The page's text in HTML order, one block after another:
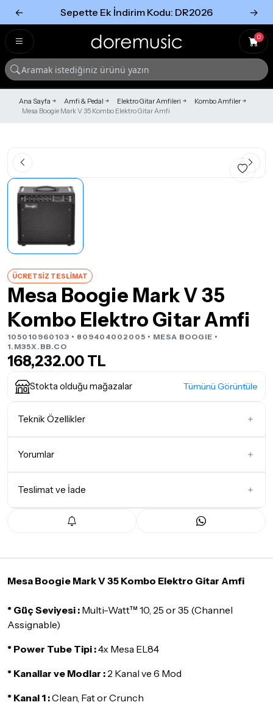
← Sepette Ek İndirim Kodu: DR2026 →
0
Ana Sayfa Amfi & Pedal Elektro Gitar Amfileri
Kombo Amfiler
Mesa Boogie Mark V 35 Kombo Elektro Gitar Amfi
ÜCRETSİZ TESLİMAT
Mesa Boogie Mark V 35
Kombo Elektro Gitar Amfi
105010960103 • 809404002005 • MESA BOOGIE •
1.M35X.BB.CO
168,232.00 TL
Stokta olduğu mağazalar Tümünü Görüntüle
Teknik Özellikler
Yorumlar
Teslimat ve İade
Teslimat Koşulları
tatil günlerinde teslimat yapılamamaktadır.
Aras Kargogarantisi ile adresinize teslim edilecektir.
Sitemiz üzerinden satın almış olduğunuz ürünleri, teslimat
değiştirebilirsiniz.
Mesa Boogie Mark V 35 Kombo Elektro Gitar Amfi
* Güç Seviyesi : Multi-Watt™ 10, 25 or 35 (Channel
Assignable)
* Power Tube Tipi :4x Mesa EL84
* Kanallar ve Modlar : 2 Kanal ve 6 Mod
* Kanal 1 :Clean, Fat or Crunch
Tümünü Gör
Tümünü gör